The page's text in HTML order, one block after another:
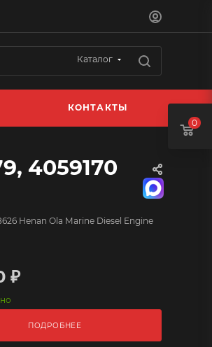
Каталог
КОНТАКТЫ
4059170
Henan Ola Marine Diesel Engine
₽
ПОДРОБНЕЕ
0